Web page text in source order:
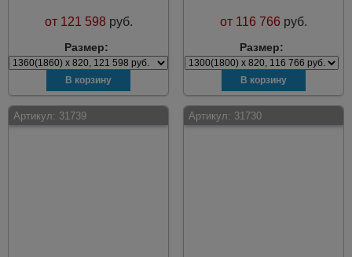
от121 598 руб.
Размер:
от116 766 руб.
Размер:
Артикул: 31739 Артикул: 31730